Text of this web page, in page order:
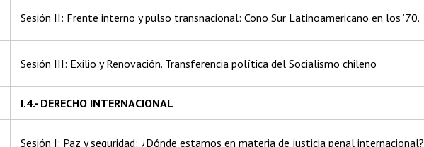
Sesión II: Frente interno y pulso transnacional: Cono Sur Latinoamericano en los ’70.
Sesión III: Exilio y Renovación. Transferencia política del Socialismo chileno
I.4.- DERECHO INTERNACIONAL
Sesión I: Paz y seguridad: ¿Dónde estamos en materia de justicia penal internacional?